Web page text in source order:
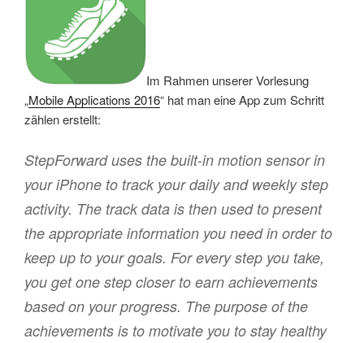
Im Rahmen unserer Vorlesung
„Mobile Applications 2016“ hat man eine App zum Schritt
zählen erstellt:
StepForward uses the built-in motion sensor in
your iPhone to track your daily and weekly step
activity. The track data is then used to present
the appropriate information you need in order to
keep up to your goals. For every step you take,
you get one step closer to earn achievements
based on your progress. The purpose of the
achievements is to motivate you to stay healthy